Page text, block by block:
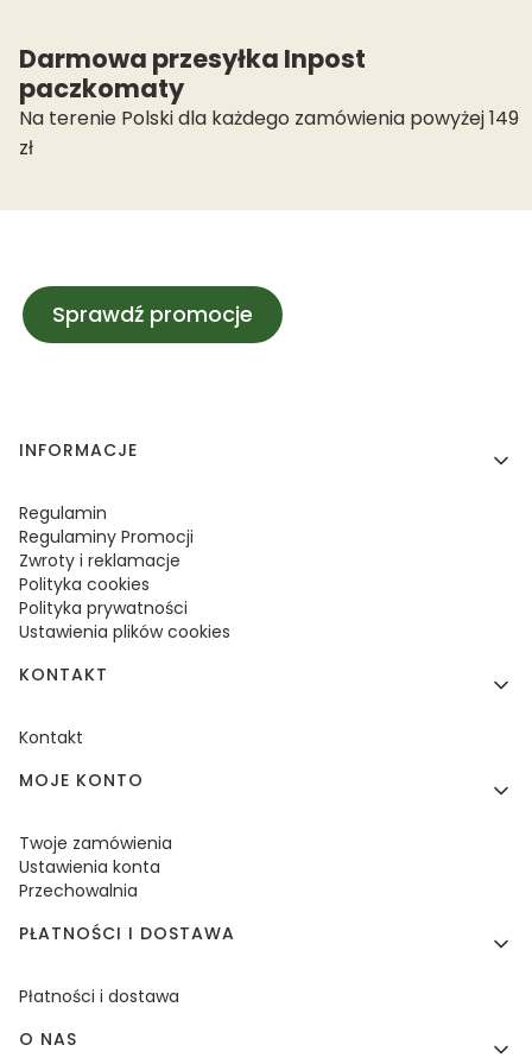
Darmowa przesyłka Inpost
paczkomaty
Na terenie Polski dla każdego zamówienia powyżej 149
zł
Sprawdź promocje
Linki w stopce
INFORMACJE
Regulamin
Regulaminy Promocji
Zwroty i reklamacje
Polityka cookies
Polityka prywatności
Ustawienia plików cookies
KONTAKT
Kontakt
MOJE KONTO
Twoje zamówienia
Ustawienia konta
Przechowalnia
PŁATNOŚCI I DOSTAWA
Płatności i dostawa
O NAS